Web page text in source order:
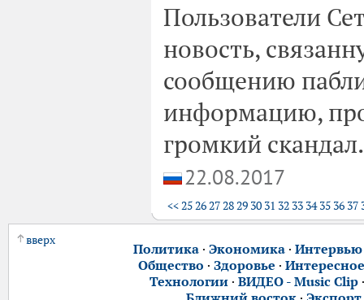
Пользователи
новость,
сообщению
информацию,
громкий скандал.
22.08.2017
<<2526272829 30 31 32 33 34 35 36 37
вверх
Политика· Экономика· Интервью
Общество · Здоровье · Интересное
Технологии· ВИДЕО - Music Clip